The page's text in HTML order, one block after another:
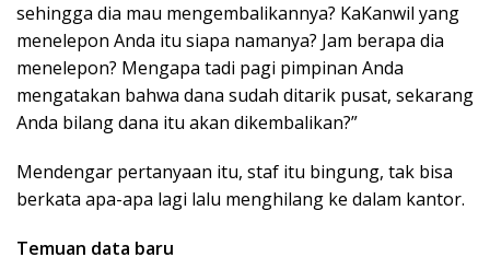
sehingga dia mau mengembalikannya? KaKanwil yang
menelepon Anda itu siapa namanya? Jam berapa dia
menelepon? Mengapa tadi pagi pimpinan Anda
mengatakan bahwa dana sudah ditarik pusat, sekarang
Anda bilang dana itu akan dikembalikan?”
Mendengar pertanyaan itu, staf itu bingung, tak bisa
berkata apa-apa lagi lalu menghilang ke dalam kantor.
Temuan data baru